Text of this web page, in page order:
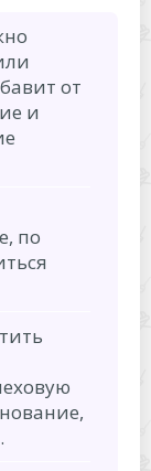
от
и
по